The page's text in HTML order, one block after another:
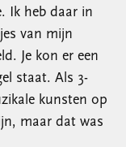
Ik heb daar in
van mijn
Je kon er een
staat. Als 3-
kunsten op
maar dat was